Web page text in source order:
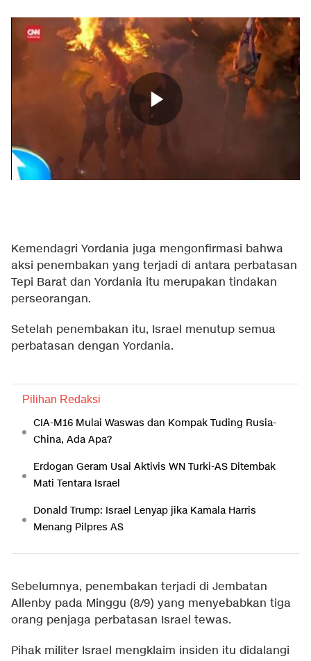
Kemendagri Yordania juga mengonfirmasi bahwa
aksi penembakan yang terjadi di antara perbatasan
Tepi Barat dan Yordania itu merupakan tindakan
perseorangan.
Setelah penembakan itu, Israel menutup semua
perbatasan dengan Yordania.
Pilihan Redaksi
CIA-M16 Mulai Waswas dan Kompak Tuding Rusia-
China, Ada Apa?
Erdogan Geram Usai Aktivis WN Turki-AS Ditembak
Mati Tentara Israel
Donald Trump: Israel Lenyap jika Kamala Harris
Menang Pilpres AS
Sebelumnya, penembakan terjadi di Jembatan
Allenby pada Minggu (8/9) yang menyebabkan tiga
orang penjaga perbatasan Israel tewas.
Pihak militer Israel mengklaim insiden itu didalangi